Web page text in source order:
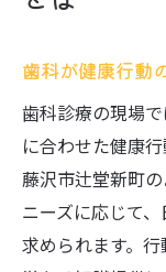
歯科が健康行動
歯科診療の現場
に合わせた健康
藤沢市辻堂新町
ニーズに応じて
求められます。行